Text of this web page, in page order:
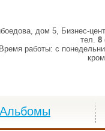
дом 5, Бизнес-
тел. 8
Время работы: c
Альбомы